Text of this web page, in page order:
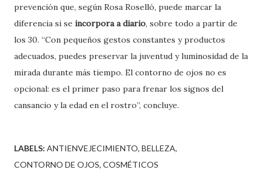
prevención que, según Rosa Roselló, puede marcar la
diferencia si se incorpora a diario, sobre todo a partir de
los 30. “Con pequeños gestos constantes y productos
adecuados, puedes preservar la juventud y luminosidad de la
mirada durante más tiempo. El contorno de ojos no es
opcional: es el primer paso para frenar los signos del
cansancio y la edad en el rostro”, concluye.
LABELS: ANTIENVEJECIMIENTO BELLEZA
CONTORNO DE OJOS COSMÉTICOS